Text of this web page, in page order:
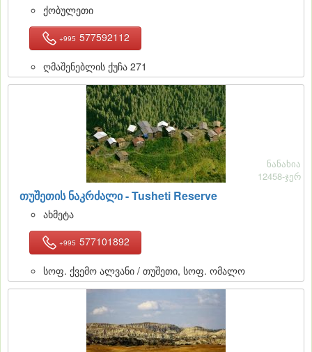
ქობულეთი
+995 577592112
ღმაშენებლის ქუჩა 271
თუშეთის ნაკრძალი - Tusheti Reserve
ნანახია
12458-ჯერ
ახმეტა
+995 577101892
სოფ. ქვემო ალვანი / თუშეთი, სოფ. ომალო